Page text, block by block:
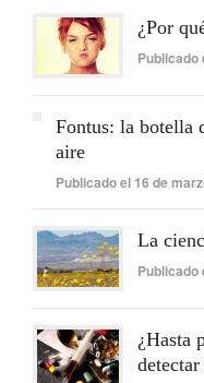
¿Por
Publicado
Fontus: la botella
aire
Publicado el 16 de
La
Publicado
¿Hasta